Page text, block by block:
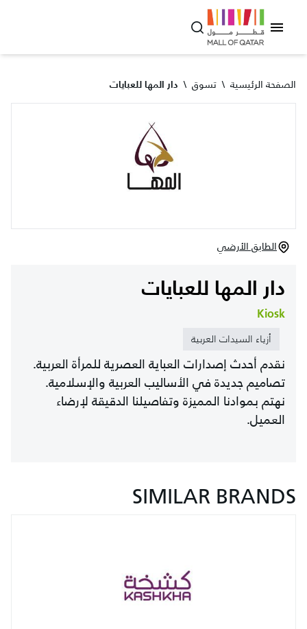
الصفحة الرئيسية \ تسوق \ دار المها للعبايات
الطابق الأرضي
دار المها للعبايات
Kiosk
أزياء السيدات العربية
نقدم أحدث إصدارات العباية العصرية للمرأة العربية.
تصاميم جديدة في الأساليب العربية والإسلامية.
نهتم بموادنا المميزة وتفاصيلنا الدقيقة لإرضاء
العميل.
SIMILAR BRANDS